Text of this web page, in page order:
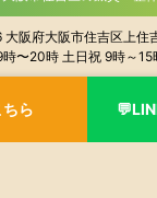
阪府大阪市住吉区上住
時〜20時 土日祝 9時～15
はりきゅう院 歩（
ら